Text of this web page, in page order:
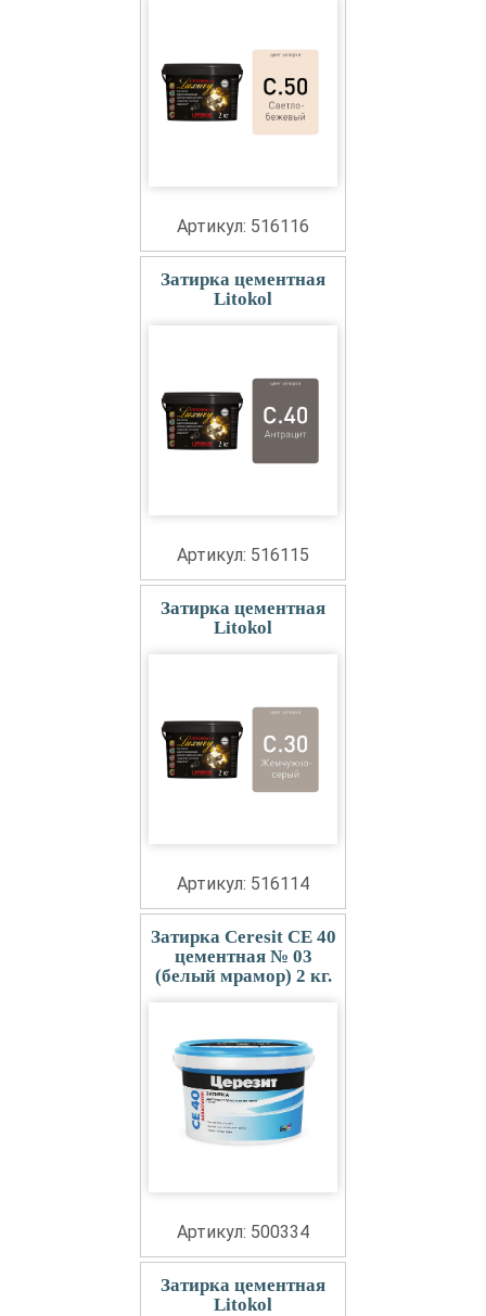
Артикул: 516116
Затирка цементная
Litokol
Артикул: 516115
Затирка цементная
Litokol
Артикул: 516114
Затирка Ceresit СЕ 40
цементная № 03
(белый мрамор) 2 кг.
Артикул: 500334
Затирка цементная
Litokol